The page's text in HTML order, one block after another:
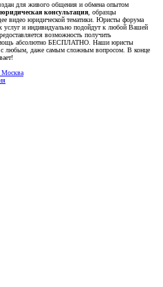
для живого общения и обмена опытом
консультация , образцы
видео юридической тематики. Юристы форума
услуг и индивидуально подойдут к любой Вашей
возможность получить
абсолютно БЕСПЛАТНО. Наши юристы
с любым, даже самым сложным вопросом. В конце
Москва